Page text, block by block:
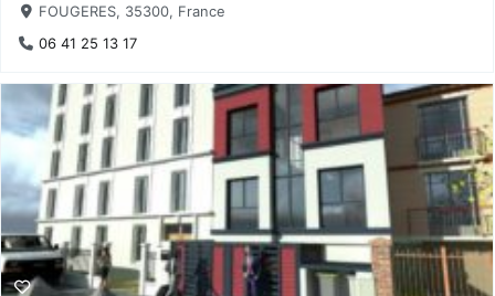
FOUGERES, 35300, France
06 41 25 13 17